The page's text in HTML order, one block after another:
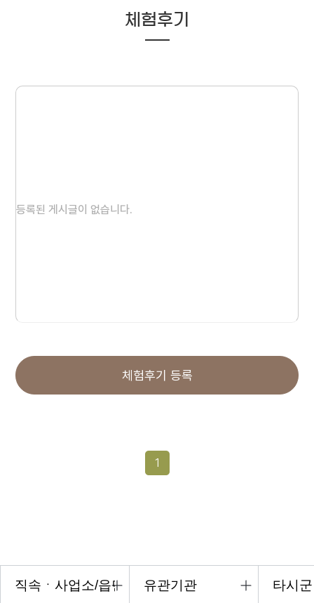
체험후기
등록된 게시글이 없습니다.
체험후기 등록
1